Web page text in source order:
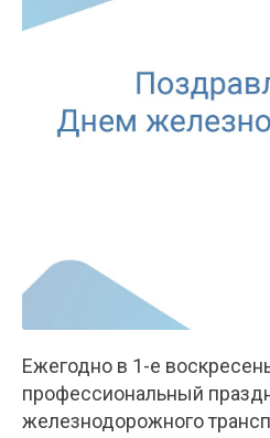
Ежегодно в 1-е
профессиональный
железнодорожного